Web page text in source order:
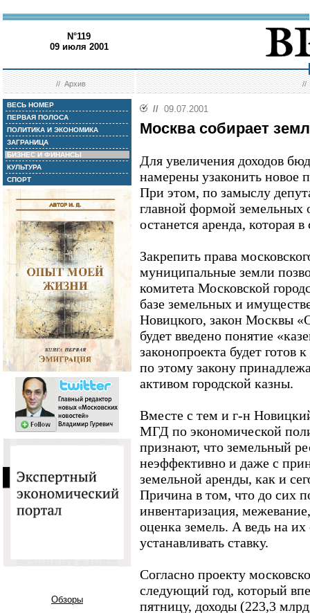
N°119
09 июля 2001
//Архив //
ВЕСЬ НОМЕР
ПЕРВАЯ ПОЛОСА
ПОЛИТИКА И ЭКОНОМИКА
ЗАГРАНИЦА
БИЗНЕС И ФИНАНСЫ
КУЛЬТУРА
СПОРТ
Обзоры
// 09.07.2001
Москва собирает
Для увеличения доходов
намерены узаконить новое
При этом, по замыслу
главной формой земельных
останется аренда, которая
Закрепить права
муниципальные земли
комитета Московской
базе земельных и
Новицкого, закон Москвы
будет введено понятие
законопроекта будет готов
по этому закону
активом городской казны.
Вместе с тем и г-н
МГД по экономической
признают, что земельный
неэффективно и даже с
земельной аренды, как и
Причина в том, что до сих
инвентаризация,
оценка земель. А ведь на их
устанавливать ставку.
Согласно проекту
следующий год, который
пятницу, доходы (223,3